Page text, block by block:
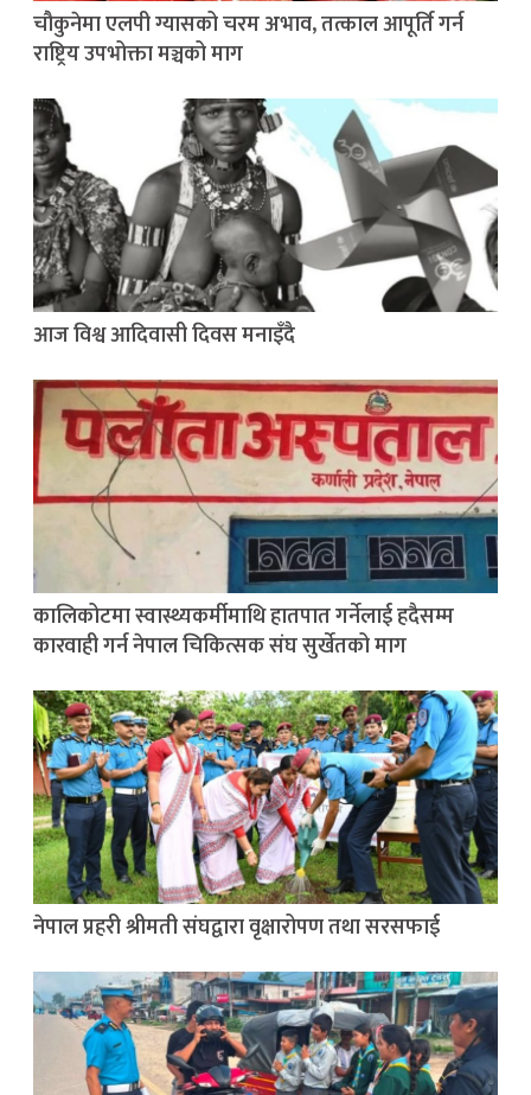
चौकुनेमा एलपी ग्यासको चरम अभाव, तत्काल आपूर्ति गर्न
राष्ट्रिय उपभोक्ता मञ्चको माग
आज विश्व आदिवासी दिवस मनाइँदै
कालिकोटमा स्वास्थ्यकर्मीमाथि हातपात गर्नेलाई हदैसम्म
कारवाही गर्न नेपाल चिकित्सक संघ सुर्खेतको माग
नेपाल प्रहरी श्रीमती संघद्वारा वृक्षारोपण तथा सरसफाई